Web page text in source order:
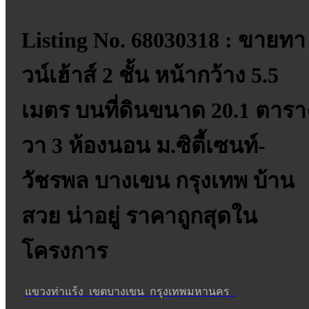
Listing No. 68030318 : ขายทา
วน์เฮ้าส์ 2 ชั้น หน้ากว้าง 5.5
เมตร บนที่ดินขนาด 20.1 ตาร
วา 3 ห้องนอน ม.ซิตี้เซนท์-
วัชรพล บางเขน กรุงเทพ บ้าน
สวย น่าอยู่ ราคาถูกสุดใน
โครงการ
แขวงท่าแร้ง เขตบางเขน กรุงเทพมหานคร